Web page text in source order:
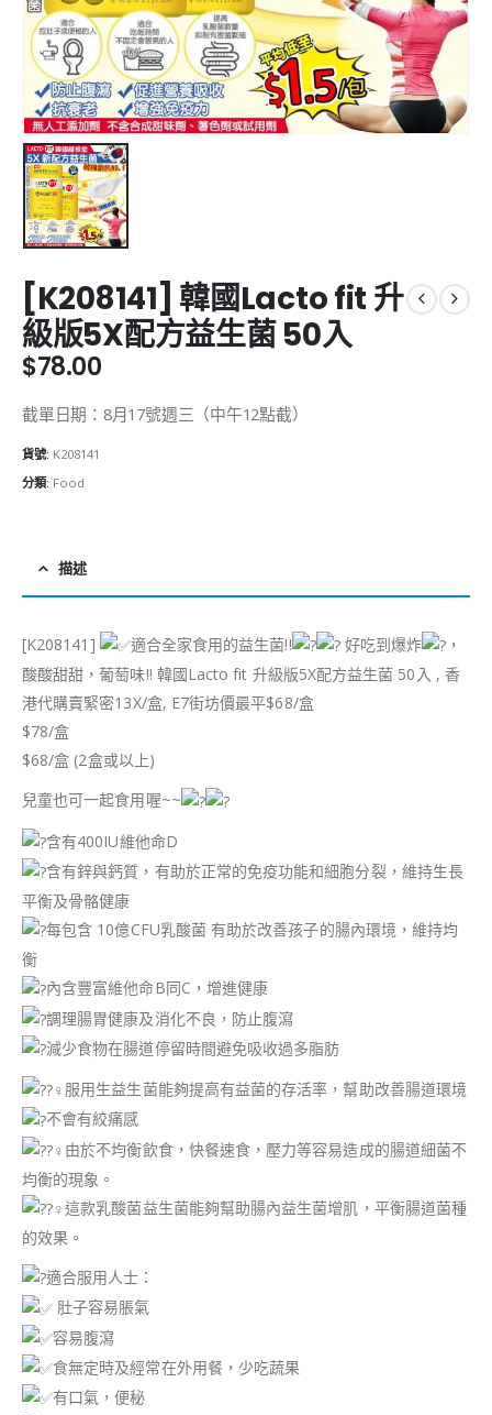
[K208141] 韓國Lacto fit 升
級版5X配方益生菌 50入
$78.00
截單日期：8月17號週三（中午12點截）
貨號: K208141
分類: Food
描述
[K208141] 適合全家食用的益生菌!! 好吃到爆炸
，
酸酸甜甜，葡萄味!! 韓國Lacto fit 升級版5X配方益生菌 50入 , 香
港代購賣緊密13X/盒, E7街坊價最平$68/盒
$78/盒
$68/盒 (2盒或以上)
兒童也可一起食用喔~~
含有400IU維他命D
含有鋅與鈣質，有助於正常的免疫功能和細胞分裂，維持生長
平衡及骨骼健康
每包含 10億CFU乳酸菌 有助於改善孩子的腸內環境，維持均
衡
內含豐富維他命B同C，增進健康
調理腸胃健康及消化不良，防止腹瀉
減少食物在腸道停留時間避免吸收過多脂肪
服⽤⽣益⽣菌能夠提⾼有益菌的存活率，幫助改善腸道環境
不會有絞痛感
由於不均衡飲⻝，快餐速食，壓⼒等容易造成的腸道細菌不
均衡的現象。
這款乳酸菌益生菌能夠幫助腸內益⽣菌增肌，平衡腸道菌種
的效果。
適合服用人士：
肚子容易脹氣
容易腹瀉
食無定時及經常在外用餐，少吃蔬果
有口氣，便秘